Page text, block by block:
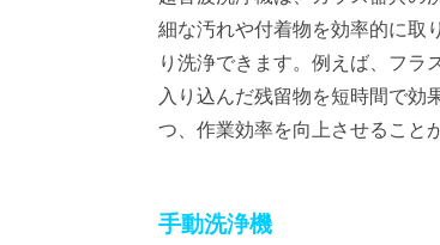
細な汚れや付着物を効率的に取
り洗浄できます。例えば、フラ
入り込んだ残留物を短時間で効
つ、作業効率を向上させること
手動洗浄機